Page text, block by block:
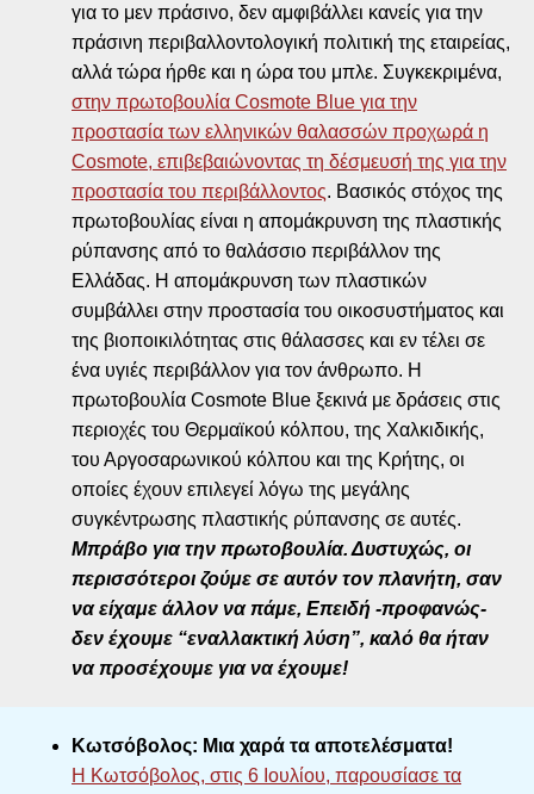
για το μεν πράσινο, δεν αμφιβάλλει κανείς για την
πράσινη περιβαλλοντολογική πολιτική της εταιρείας,
αλλά τώρα ήρθε και η ώρα του μπλε. Συγκεκριμένα,
στην πρωτοβουλία Cosmote Blue για την
προστασία των ελληνικών θαλασσών προχωρά η
Cosmote, επιβεβαιώνοντας τη δέσμευσή της για την
προστασία του περιβάλλοντος. Βασικός στόχος της
πρωτοβουλίας είναι η απομάκρυνση της πλαστικής
ρύπανσης από το θαλάσσιο περιβάλλον της
Ελλάδας. Η απομάκρυνση των πλαστικών
συμβάλλει στην προστασία του οικοσυστήματος και
της βιοποικιλότητας στις θάλασσες και εν τέλει σε
ένα υγιές περιβάλλον για τον άνθρωπο. Η
πρωτοβουλία Cosmote Blue ξεκινά με δράσεις στις
περιοχές του Θερμαϊκού κόλπου, της Χαλκιδικής,
του Αργοσαρωνικού κόλπου και της Κρήτης, οι
οποίες έχουν επιλεγεί λόγω της μεγάλης
συγκέντρωσης πλαστικής ρύπανσης σε αυτές.
Μπράβο για την πρωτοβουλία. Δυστυχώς, οι
περισσότεροι ζούμε σε αυτόν τον πλανήτη, σαν
να είχαμε άλλον να πάμε, Επειδή -προφανώς-
δεν έχουμε “εναλλακτική λύση”, καλό θα ήταν
να προσέχουμε για να έχουμε!
Κωτσόβολος: Μια χαρά τα αποτελέσματα!
Η Κωτσόβολος, στις 6 Ιουλίου, παρουσίασε τα